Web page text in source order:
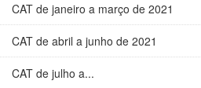
CAT de janeiro a março de 2021
CAT de abril a junho de 2021
CAT de julho a...